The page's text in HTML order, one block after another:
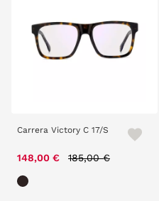
Carrera Victory C 17/S
148,00 € Price reduced from
185,00 €